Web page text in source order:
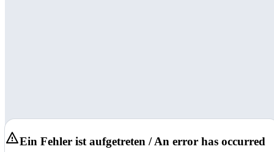
Ein Fehler ist aufgetreten / An error has occurred